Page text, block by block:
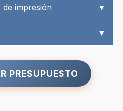
de impresión ▼
▼
PRESUPUESTO